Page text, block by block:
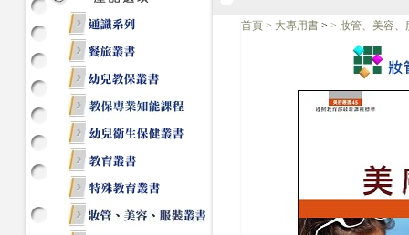
首頁 > 大專用書 > > 妝管、美容、